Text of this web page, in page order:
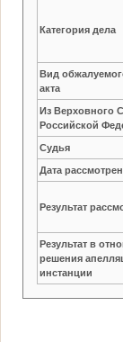
Категория дела
Вид
акта
Из Верховного
Российской
Судья
Дата
Результат
Результат в
решения
инстанции